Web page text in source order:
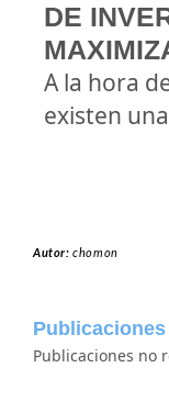
DE
A la hora
existen
Autor:chomon
Publicaciones no